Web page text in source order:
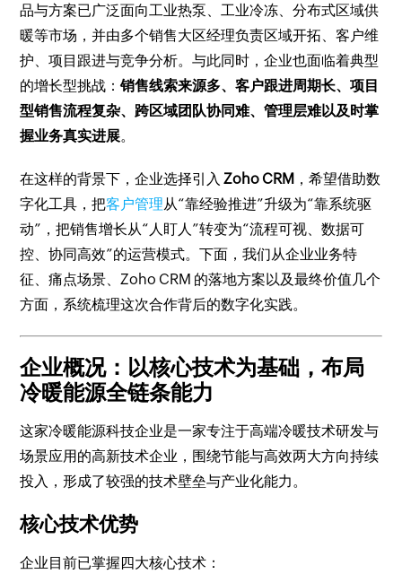
品与方案已广泛面向工业热泵、工业冷冻、分布式区域供
暖等市场，并由多个销售大区经理负责区域开拓、客户维
护、项目跟进与竞争分析。与此同时，企业也面临着典型
的增长型挑战：销售线索来源多、客户跟进周期长、项目
型销售流程复杂、跨区域团队协同难、管理层难以及时掌
握业务真实进展。
在这样的背景下，企业选择引入Zoho CRM ，希望借助数
字化工具，把客户管理从“靠经验推进”升级为“靠系统驱
动”，把销售增长从“人盯人”转变为“流程可视、数据可
控、协同高效”的运营模式。下面，我们从企业业务特
征、痛点场景、Zoho CRM 的落地方案以及最终价值几个
方面，系统梳理这次合作背后的数字化实践。
企业概况：以核心技术为基础，布局
冷暖能源全链条能力
这家冷暖能源科技企业是一家专注于高端冷暖技术研发与
场景应用的高新技术企业，围绕节能与高效两大方向持续
投入，形成了较强的技术壁垒与产业化能力。
核心技术优势
企业目前已掌握四大核心技术：